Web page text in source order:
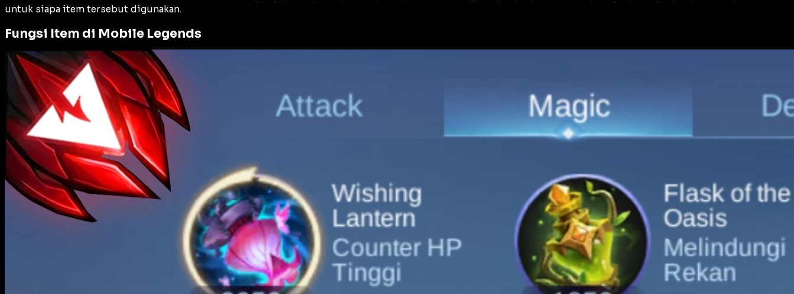
untuk siapa item tersebut digunakan.
Fungsi Item di Mobile Legends